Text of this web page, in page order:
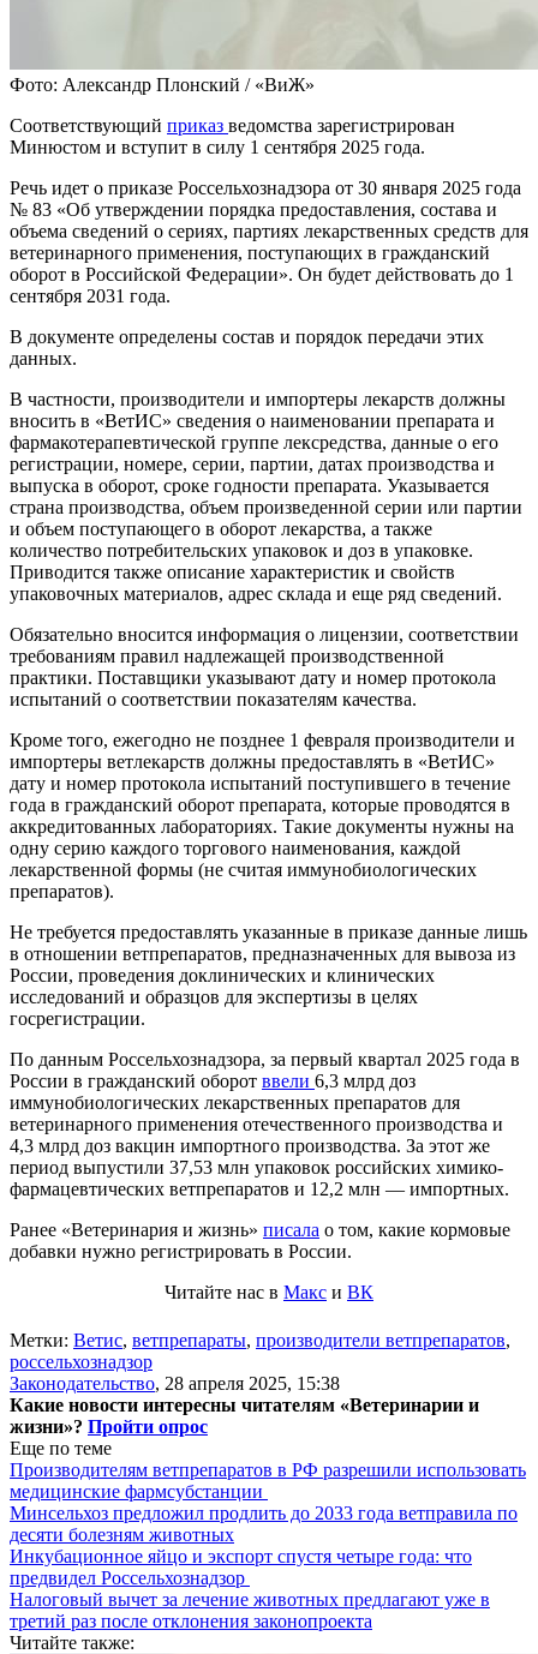
Фото: Александр Плонский / «ВиЖ»
Соответствующий приказ ведомства зарегистрирован
Минюстом и вступит в силу 1 сентября 2025 года.
Речь идет о приказе Россельхознадзора от 30 января 2025 года
№ 83 «Об утверждении порядка предоставления, состава и
объема сведений о сериях, партиях лекарственных средств для
ветеринарного применения, поступающих в гражданский
оборот в Российской Федерации». Он будет действовать до 1
сентября 2031 года.
В документе определены состав и порядок передачи этих
данных.
В частности, производители и импортеры лекарств должны
вносить в «ВетИС» сведения о наименовании препарата и
фармакотерапевтической группе лексредства, данные о его
регистрации, номере, серии, партии, датах производства и
выпуска в оборот, сроке годности препарата. Указывается
страна производства, объем произведенной серии или партии
и объем поступающего в оборот лекарства, а также
количество потребительских упаковок и доз в упаковке.
Приводится также описание характеристик и свойств
упаковочных материалов, адрес склада и еще ряд сведений.
Обязательно вносится информация о лицензии, соответствии
требованиям правил надлежащей производственной
практики. Поставщики указывают дату и номер протокола
испытаний о соответствии показателям качества.
Кроме того, ежегодно не позднее 1 февраля производители и
импортеры ветлекарств должны предоставлять в «ВетИС»
дату и номер протокола испытаний поступившего в течение
года в гражданский оборот препарата, которые проводятся в
аккредитованных лабораториях. Такие документы нужны на
одну серию каждого торгового наименования, каждой
лекарственной формы (не считая иммунобиологических
препаратов).
Не требуется предоставлять указанные в приказе данные лишь
в отношении ветпрепаратов, предназначенных для вывоза из
России, проведения доклинических и клинических
исследований и образцов для экспертизы в целях
госрегистрации.
По данным Россельхознадзора, за первый квартал 2025 года в
России в гражданский оборот ввели 6,3 млрд доз
иммунобиологических лекарственных препаратов для
ветеринарного применения отечественного производства и
4,3 млрд доз вакцин импортного производства. За этот же
период выпустили 37,53 млн упаковок российских химико-
фармацевтических ветпрепаратов и 12,2 млн — импортных.
Ранее «Ветеринария и жизнь» писала о том, какие кормовые
добавки нужно регистрировать в России.
Читайте нас в Макс и ВК
Метки: Ветис, ветпрепараты, производители ветпрепаратов,
россельхознадзор
Законодательство, 28 апреля 2025, 15:38
Какие новости интересны читателям «Ветеринарии и
жизни»? Пройти опрос
Еще по теме
Производителям ветпрепаратов в РФ разрешили использовать
медицинские фармсубстанции
Минсельхоз предложил продлить до 2033 года ветправила по
десяти болезням животных
Инкубационное яйцо и экспорт спустя четыре года: что
предвидел Россельхознадзор
Налоговый вычет за лечение животных предлагают уже в
третий раз после отклонения законопроекта
Читайте также: